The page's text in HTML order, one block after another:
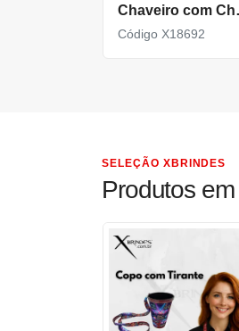
Código X18692
SELEÇÃO XBRINDES
Produtos